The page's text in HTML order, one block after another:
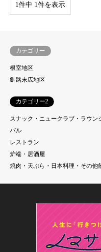
1件中 1件を表示
カテゴリー
根室地区
釧路末広地区
カテゴリー2
スナック・ニュークラブ・ラウン
バル
レストラン
炉端・居酒屋
焼肉・天ぷら・日本料理・その他